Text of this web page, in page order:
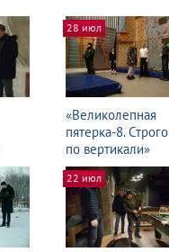
28 июл
«Великолепная
пятерка-8. Строго
по вертикали»
22 июл